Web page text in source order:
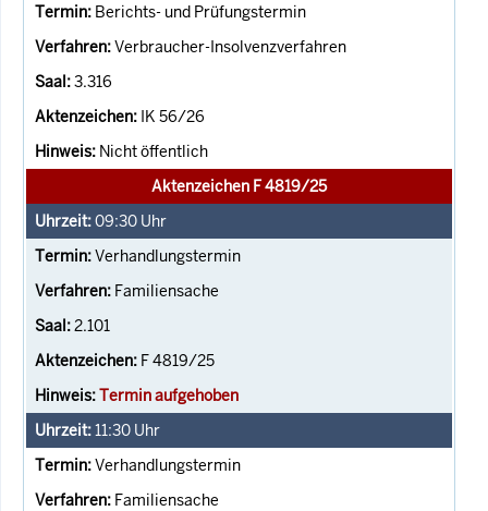
Berichts- und Prüfungstermin
Verbraucher-Insolvenzverfahren
3.316
IK 56/26
Nicht öffentlich
Aktenzeichen F 4819/25
09:30 Uhr
Verhandlungstermin
Familiensache
2.101
F 4819/25
Termin aufgehoben
11:30 Uhr
Verhandlungstermin
Familiensache